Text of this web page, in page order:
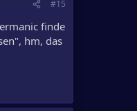
#15
finde
hm, das